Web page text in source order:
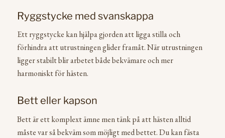
Ryggstycke med svanskappa
Ett ryggstycke kan hjälpa gjorden att ligga stilla och
förhindra att utrustningen glider framåt. När utrustningen
ligger stabilt blir arbetet både bekvämare och mer
harmoniskt för hästen.
Bett eller kapson
Bett är ett komplext ämne men tänk på att hästen alltid
måste var så bekväm som möjligt med bettet. Du kan fästa